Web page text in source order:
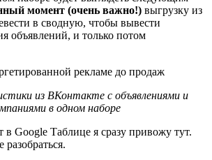
момент (очень важно!) выгрузку из
в сводную, чтобы вывести
объявлений, и только потом
из ВКонтакте с объявлениями и
в одном наборе
в Google Таблице я сразу привожу тут.